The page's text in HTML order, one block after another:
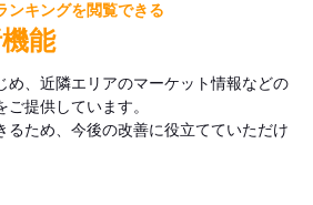
ンキングを閲覧できる
能
め、近隣エリアのマーケット情報などの
提供しています。
るため、今後の改善に役立てていただけ